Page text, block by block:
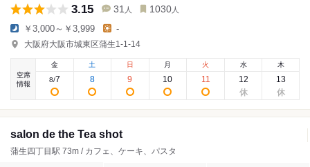
3.15 31 人 1030 人
￥3,000～￥3,999 -
大阪府大阪市城東区蒲生1-1-14
空席
情報
金
8/7
土
8
日
9
月
10
火
11
水
12
木
13
salon de the Tea shot
蒲生四丁目駅 73m / カフェ、ケーキ、パスタ